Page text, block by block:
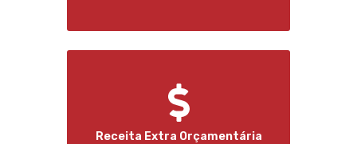
Receita Extra Orçamentária